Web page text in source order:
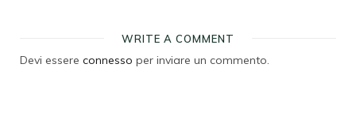
WRITE A COMMENT
Devi essere connesso per inviare un commento.